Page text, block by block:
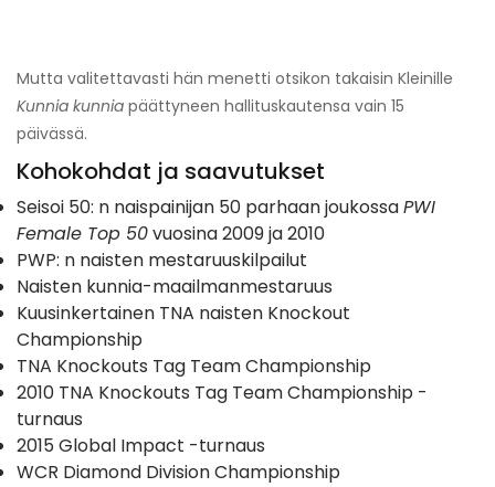
Mutta valitettavasti hän menetti otsikon takaisin Kleinille
Kunnia kunnia päättyneen hallituskautensa vain 15
päivässä.
Kohokohdat ja saavutukset
Seisoi 50: n naispainijan 50 parhaan joukossaPWI
Female Top 50vuosina 2009 ja 2010
PWP: n naisten mestaruuskilpailut
Naisten kunnia-maailmanmestaruus
Kuusinkertainen TNA naisten Knockout
Championship
TNA Knockouts Tag Team Championship
2010 TNA Knockouts Tag Team Championship -
turnaus
2015 Global Impact -turnaus
WCR Diamond Division Championship